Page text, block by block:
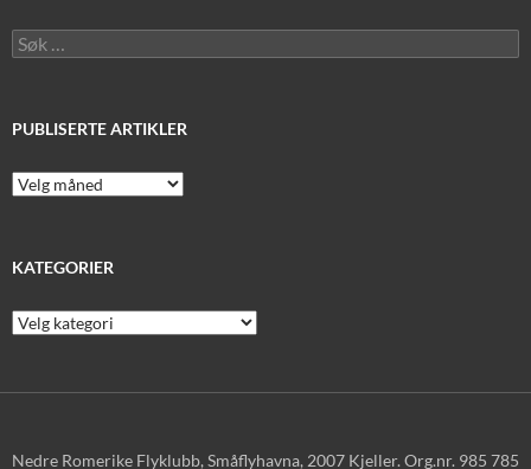
Søk
etter:
PUBLISERTE ARTIKLER
Publiserte
artikler
KATEGORIER
Kategorier
Nedre Romerike Flyklubb, Småflyhavna, 2007 Kjeller. Org.nr. 985 785